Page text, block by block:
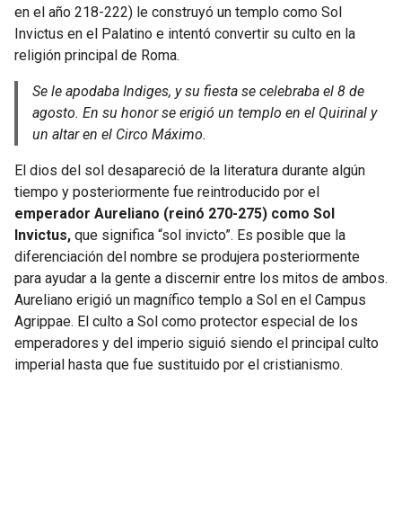
en el año 218-222) le construyó un templo como Sol
Invictus en el Palatino e intentó convertir su culto en la
religión principal de Roma.
Se le apodaba Indiges, y su fiesta se celebraba el 8 de
agosto. En su honor se erigió un templo en el Quirinal y
un altar en el Circo Máximo.
El dios del sol desapareció de la literatura durante algún
tiempo y posteriormente fue reintroducido por el
emperador Aureliano (reinó 270-275) como Sol
Invictus, que significa “sol invicto”. Es posible que la
diferenciación del nombre se produjera posteriormente
para ayudar a la gente a discernir entre los mitos de ambos.
Aureliano erigió un magnífico templo a Sol en el Campus
Agrippae. El culto a Sol como protector especial de los
emperadores y del imperio siguió siendo el principal culto
imperial hasta que fue sustituido por el cristianismo.